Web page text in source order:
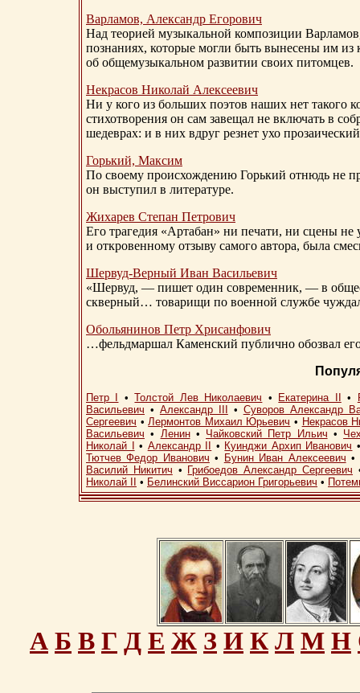
Варламов, Александр Егорович
Над теорией музыкальной композиции
познаниях, которые могли быть вынесены им из
об общемузыкальном развитии своих питомцев.
Некрасов Николай Алексеевич
Ни у кого из больших поэтов наших нет такого
стихотворения он сам завещал не включать в
шедеврах: и в них вдруг резнет ухо
Горький, Максим
По своему происхождению Горький отнюдь не
он выступил в литературе.
Жихарев Степан Петрович
Его трагедия «Артабан» ни печати, ни сцены
и откровенному отзыву самого автора, была
Шервуд-Верный Иван Васильевич
«Шервуд, — пишет один современник, — в
скверный… товарищи по военной службе
Обольянинов Петр Хрисанфович
…фельдмаршал Каменский публично обозвал
Петр I •Толстой Лев Николаевич • Екатерина II •
Васильевич • Александр III • Суворов Александр
Сергеевич •Лермонтов Михаил Юрьевич • Некрасов
Васильевич • Ленин• Чайковский Петр Ильич •
Николай I
• Александр II • Куинджи Архип Иванович
Тютчев Федор Иванович • Бунин Иван Алексеевич •
Василий Никитич • Грибоедов Александр Сергеевич
Николай II
• Белинский Виссарион Григорьевич •
А Б В Г Д Е Ж З И К Л М Н